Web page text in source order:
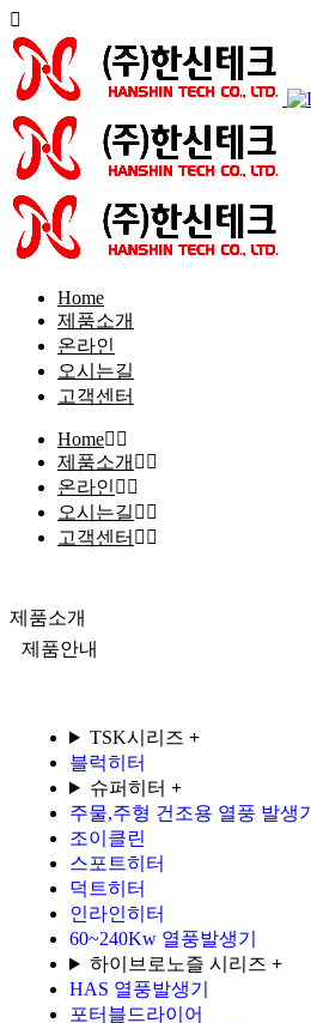
Home
제품소개
온라인
오시는길
고객센터
Home
제품소개
온라인
오시는길
고객센터
제품소개
제품안내
TSK시리즈 +
블럭히터
슈퍼히터 +
주물,주형 건조용 열풍 발생기
조이클린
스포트히터
덕트히터
인라인히터
60~240Kw 열풍발생기
하이브로노즐 시리즈 +
HAS 열풍발생기
포터블드라이어